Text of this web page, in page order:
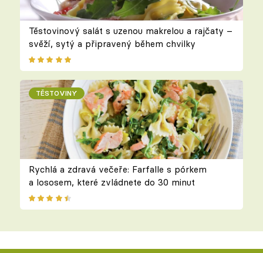
Těstovinový salát s uzenou makrelou a rajčaty –
svěží, sytý a připravený během chvilky
TĚSTOVINY
Rychlá a zdravá večeře: Farfalle s pórkem
a lososem, které zvládnete do 30 minut